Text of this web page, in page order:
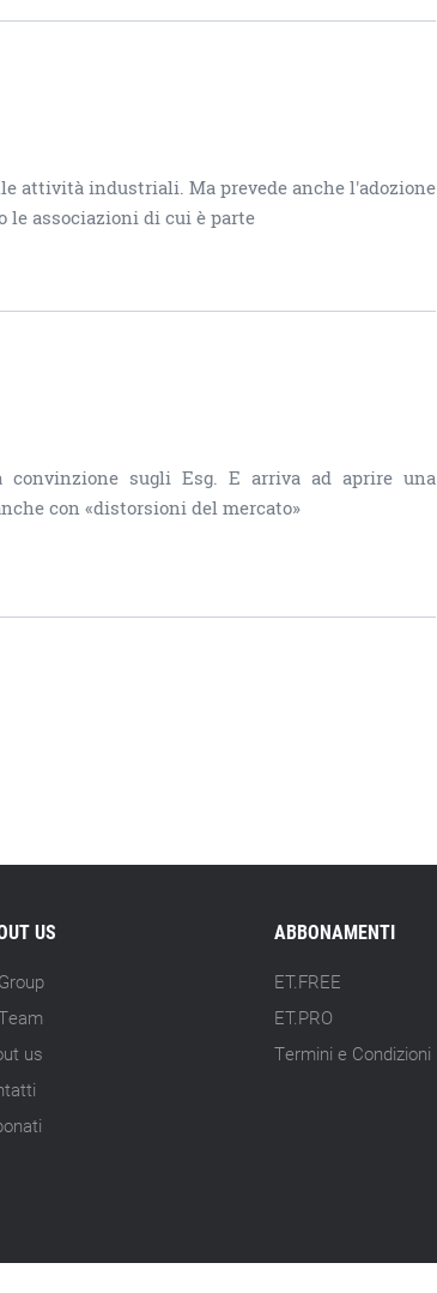
attività industriali. Ma prevede anche l'adozione
le associazioni di cui è parte
sugli Esg. E arriva ad aprire una
con «distorsioni del mercato»
US
us
ABBONAMENTI
ET.FREE
ET.PRO
Termini e Condizioni